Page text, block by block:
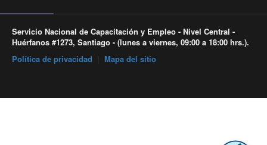
Servicio Nacional de Capacitación y Empleo - Nivel Central -
Huérfanos #1273, Santiago - (lunes a viernes, 09:00 a 18:00 hrs.).
Política de privacidad
Mapa del sitio